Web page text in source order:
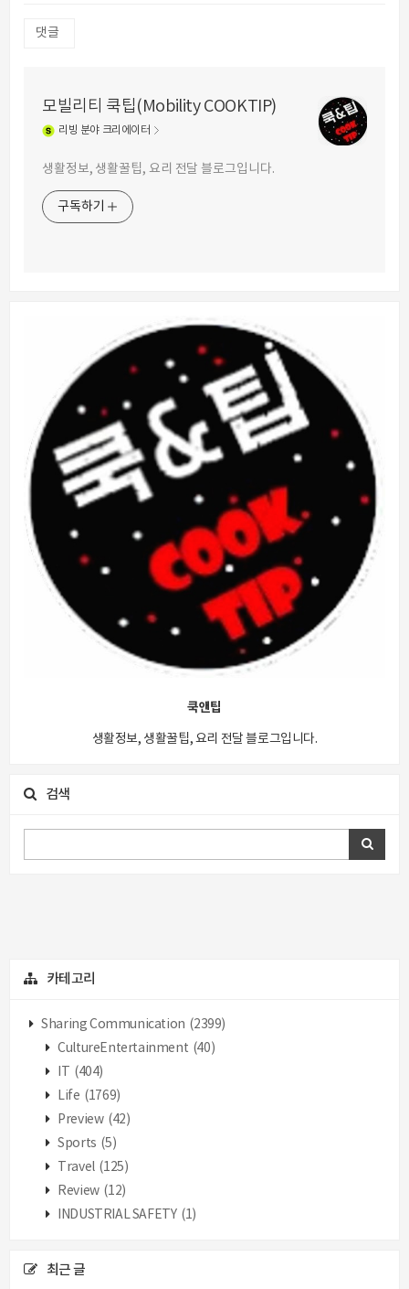
댓글
모빌리티 쿡팁(Mobility COOKTIP)
리빙 분야 크리에이터
생활정보, 생활꿀팁, 요리 전달 블로그입니다.
구독하기
쿡앤팁
생활정보, 생활꿀팁, 요리 전달 블로그입니다.
검색
카테고리
Sharing Communication (2399)
CultureEntertainment (40)
IT
(404)
Life (1769)
Preview (42)
Sports (5)
Travel (125)
Review (12)
INDUSTRIAL SAFETY (1)
최근 글